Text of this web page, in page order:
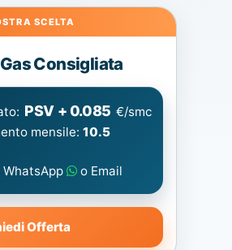
Consigliata
PSV + 0.085 €/smc
mensile: 10.5
o Email
Offerta